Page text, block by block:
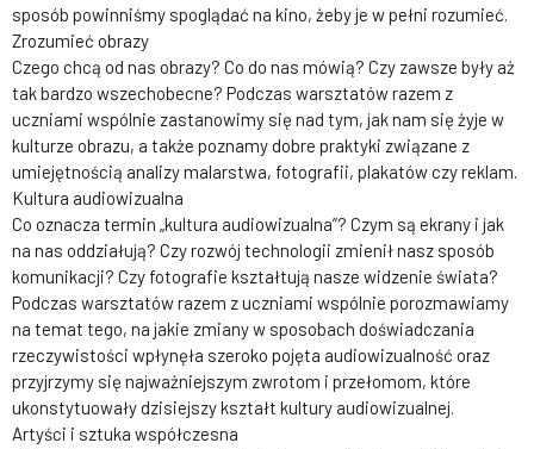
sposób powinniśmy spoglądać na kino, żeby je w pełni rozumieć.
Zrozumieć obrazy
Czego chcą od nas obrazy? Co do nas mówią? Czy zawsze były aż
tak bardzo wszechobecne? Podczas warsztatów razem z
uczniami wspólnie zastanowimy się nad tym, jak nam się żyje w
kulturze obrazu, a także poznamy dobre praktyki związane z
umiejętnością analizy malarstwa, fotografii, plakatów czy reklam.
Kultura audiowizualna
Co oznacza termin „kultura audiowizualna”? Czym są ekrany i jak
na nas oddziałują? Czy rozwój technologii zmienił nasz sposób
komunikacji? Czy fotografie kształtują nasze widzenie świata?
Podczas warsztatów razem z uczniami wspólnie porozmawiamy
na temat tego, na jakie zmiany w sposobach doświadczania
rzeczywistości wpłynęła szeroko pojęta audiowizualność oraz
przyjrzymy się najważniejszym zwrotom i przełomom, które
ukonstytuowały dzisiejszy kształt kultury audiowizualnej.
Artyści i sztuka współczesna